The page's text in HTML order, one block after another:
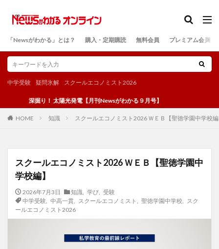
「Newsがわかる」とは？ 購入・定期購読 無料会員 プレミアム会員
中学受験 疑問氷解 スクールエコノミスト2026
深掘り！ 太陽光発電【月刊Newsがわかる９月号】
HOME 知識 スクールエコノミスト2026 ＷＥＢ【聖徳学園中学校
スクールエコノミスト2026 ＷＥＢ【聖徳学園中
学校編】
2026年7月3日 知識 学び
受験
中学受験, 中高一貫, スクールエコノミスト 聖徳学園中学校
スク
ールエコノミスト2026
検索